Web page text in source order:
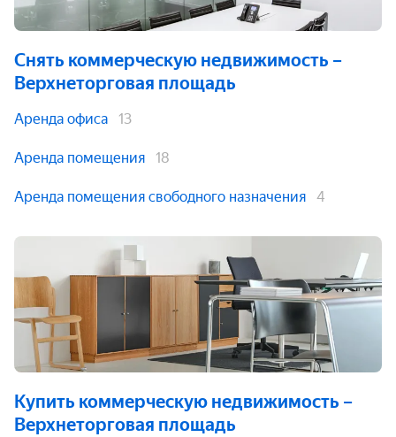
Снять коммерческую недвижимость –
Верхнеторговая площадь
Аренда офиса 13
Аренда помещения 18
Аренда помещения свободного назначения 4
Купить коммерческую недвижимость –
Верхнеторговая площадь